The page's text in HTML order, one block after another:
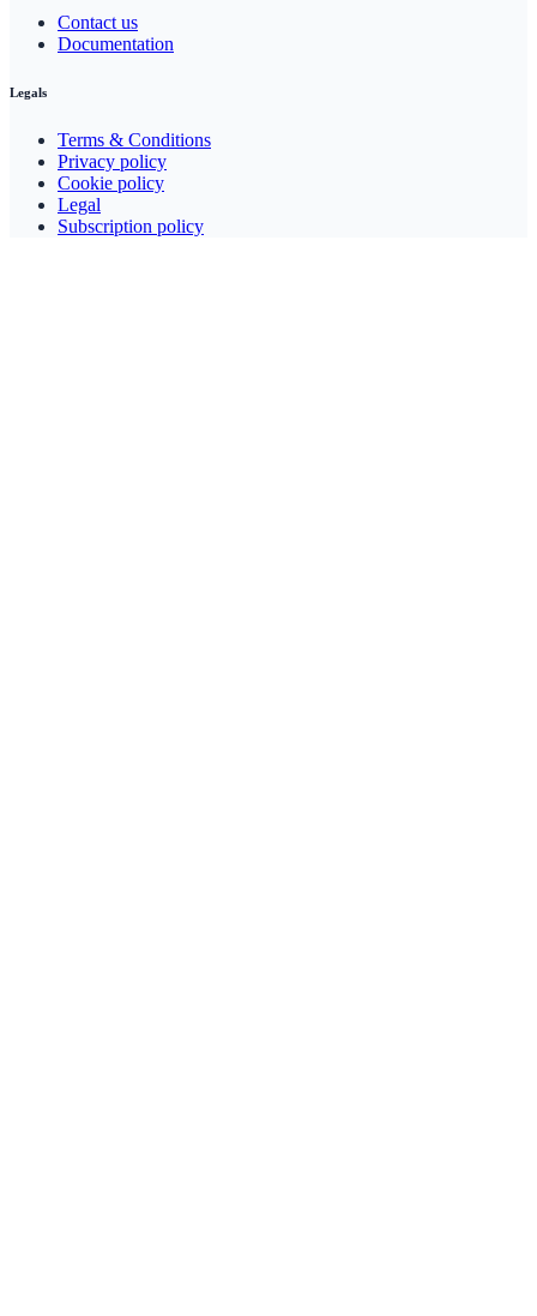
Contact us
Documentation
Legals
Terms & Conditions
Privacy policy
Cookie policy
Legal
Subscription policy